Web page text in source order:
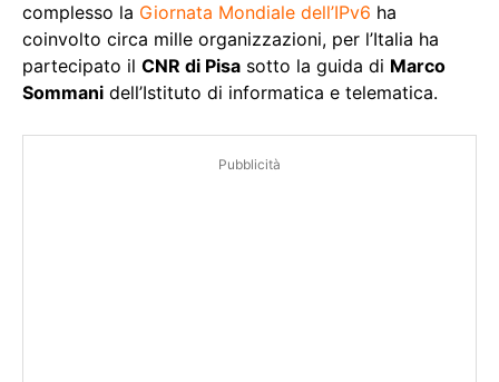
complesso la Giornata Mondiale dell’IPv6 ha
coinvolto circa mille organizzazioni, per l’Italia ha
partecipato il CNR di Pisa sotto la guida di Marco
Sommani dell’Istituto di informatica e telematica.
Pubblicità